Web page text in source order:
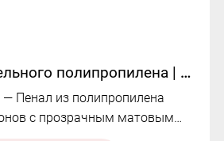
Пенал из пастельного полипропилена | МФО-П-8 | П-МФО-8206
— Пенал из полипропилена
с прозрачным матовым